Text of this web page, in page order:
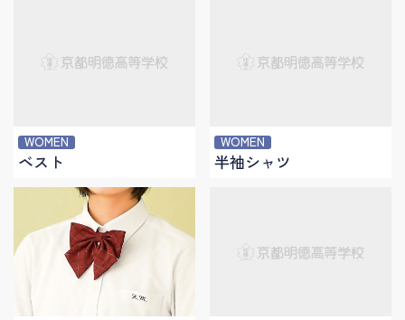
WOMEN
ベスト
WOMEN
半袖シャツ